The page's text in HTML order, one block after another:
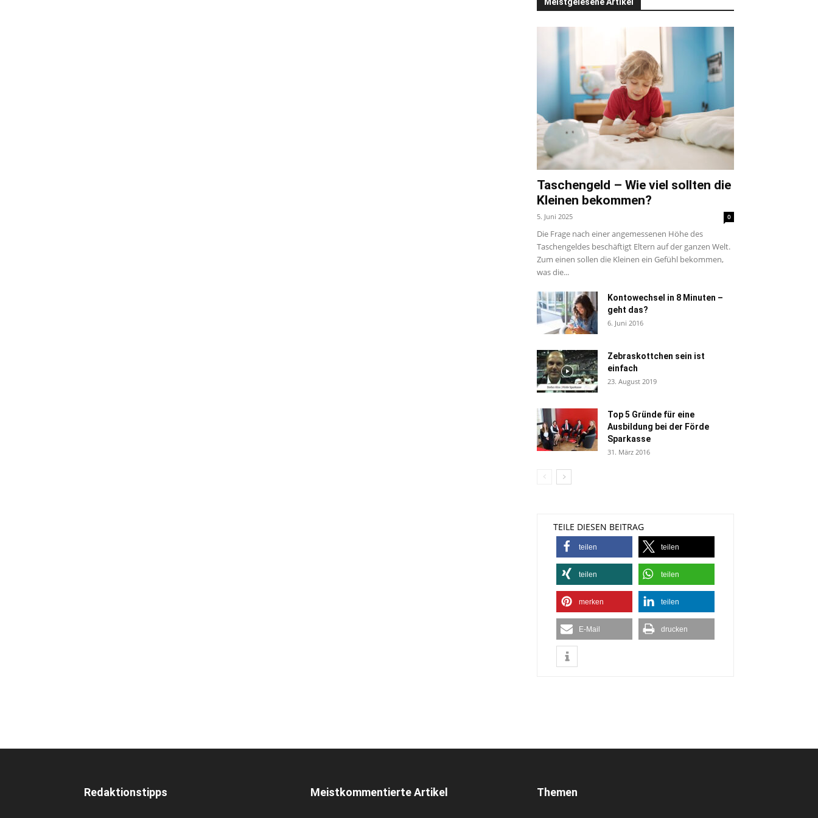
Taschengeld – Wie viel sollten die
Kleinen bekommen?
5. Juni 2025 0
Die Frage nach einer angemessenen Höhe des
Taschengeldes beschäftigt Eltern auf der ganzen Welt.
Zum einen sollen die Kleinen ein Gefühl bekommen,
was die...
Kontowechsel in 8 Minuten –
geht das?
6. Juni 2016
Zebraskottchen sein ist
einfach
23. August 2019
Top 5 Gründe für eine
Ausbildung bei der Förde
Sparkasse
31. März 2016
TEILE DIESEN BEITRAG
teilen teilen
teilen teilen
merken teilen
E-Mail drucken
Redaktionstipps Meistkommentierte Artikel Themen